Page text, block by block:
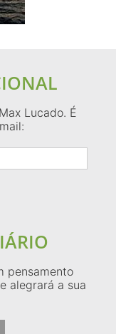
Lucado. É
pensamento
alegrará a sua